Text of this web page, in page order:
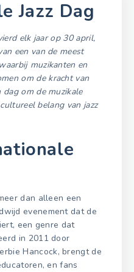
Jazz Dag
elk jaar op 30 april,
een van de meest
muzikanten en
om de kracht van
dag om de muzikale
belang van jazz
dan alleen een
evenement dat de
een genre dat
in 2011 door
Hancock, brengt de
en fans